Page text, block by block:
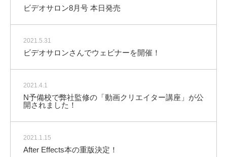
ビデオサロン8月号 本日発売
2021.5.31
ビデオサロンさんでウェビナーを開催！
2021.4.1
N予備校で弊社監修の「動画クリエイター講座」が公
開されました！
2021.1.15
After Effects本の重版決定！